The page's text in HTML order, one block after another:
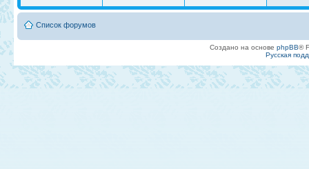
Список форумов
Создано на основе phpBB®
Русская